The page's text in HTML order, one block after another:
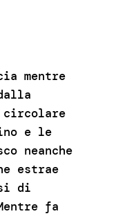
mentre
e le
neanche
estrae
di
fa